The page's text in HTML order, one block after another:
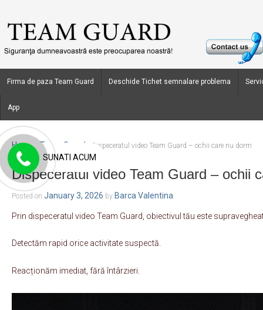
Firma de paza Team Guard Deschide Tichet semnalare problema
App
Home Team Guard Dispeceratul video Team Guard – ochii care nu dorm
Dispeceratul video Team Guard – ochii
Posted on January 3, 2026 by Barca Valentina
Prin dispeceratul video Team Guard, obiectivul tău este
Detectăm rapid orice activitate suspectă.
Reacționăm imediat, fără întârzieri.
SUNATI ACUM